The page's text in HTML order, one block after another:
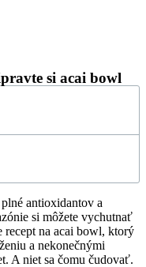
si acai bowl
antioxidantov a
si môžete vychutnať
recept na acai bowl, ktorý
a nekonečnými
A niet sa čomu čudovať.